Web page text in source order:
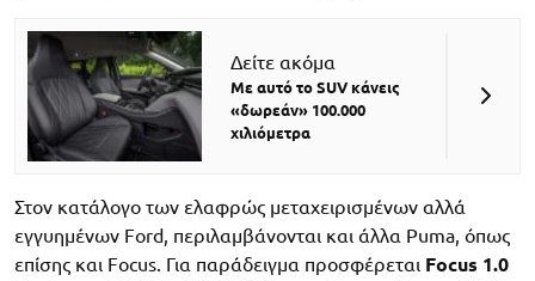
Δείτε ακόμα
Με αυτό το SUV κάνεις
«δωρεάν» 100.000
χιλιόμετρα
Στον κατάλογο των ελαφρώς μεταχειρισμένων αλλά
εγγυημένων Ford, περιλαμβάνονται και άλλα Puma, όπως
επίσης και Focus. Για παράδειγμα προσφέρεται Focus 1.0